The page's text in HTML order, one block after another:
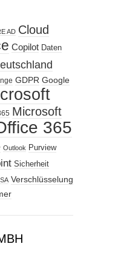
AD Cloud
Copilot Daten
GDPR Google
Microsoft
365
Outlook Purview
Sicherheit
Verschlüsselung